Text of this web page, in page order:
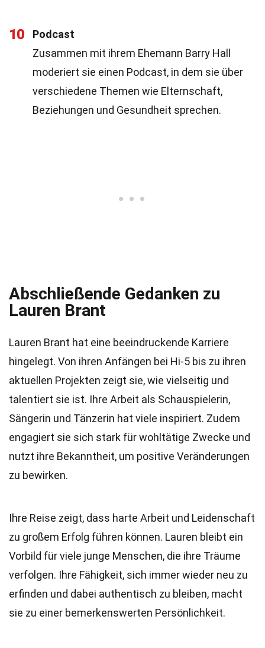
10
Podcast
Zusammen mit ihrem Ehemann Barry Hall
moderiert sie einen Podcast, in dem sie über
verschiedene Themen wie Elternschaft,
Beziehungen und Gesundheit sprechen.
Abschließende Gedanken zu
Lauren Brant
Lauren Brant hat eine beeindruckende Karriere
hingelegt. Von ihren Anfängen bei Hi-5 bis zu ihren
aktuellen Projekten zeigt sie, wie vielseitig und
talentiert sie ist. Ihre Arbeit als Schauspielerin,
Sängerin und Tänzerin hat viele inspiriert. Zudem
engagiert sie sich stark für wohltätige Zwecke und
nutzt ihre Bekanntheit, um positive Veränderungen
zu bewirken.
Ihre Reise zeigt, dass harte Arbeit und Leidenschaft
zu großem Erfolg führen können. Lauren bleibt ein
Vorbild für viele junge Menschen, die ihre Träume
verfolgen. Ihre Fähigkeit, sich immer wieder neu zu
erfinden und dabei authentisch zu bleiben, macht
sie zu einer bemerkenswerten Persönlichkeit.